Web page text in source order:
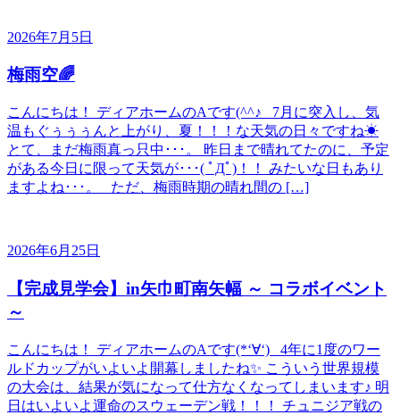
2026年7月5日
梅雨空🌈
こんにちは！ ディアホームのAです(^^♪ 7月に突入し、気
温もぐぅぅぅんと上がり、夏！！！な天気の日々ですね☀
とて、まだ梅雨真っ只中･･･。 昨日まで晴れてたのに、予定
がある今日に限って天気が･･･( ﾟДﾟ)！！ みたいな日もあり
ますよね･･･。 ただ、梅雨時期の晴れ間の […]
2026年6月25日
【完成見学会】in矢巾町南矢幅 ～ コラボイベント
～
こんにちは！ ディアホームのAです(*‘∀‘) 4年に1度のワー
ルドカップがいよいよ開幕しましたね✨ こういう世界規模
の大会は、結果が気になって仕方なくなってしまいます♪ 明
日はいよいよ運命のスウェーデン戦！！！ チュニジア戦の